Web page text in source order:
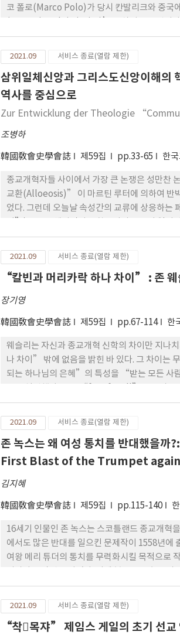
코 폴로(Marco Polo)가 당시 칸발리크와 중
의 역사』를 주요 문헌으로 사용하여 1) 동방에
교의 신앙기원 (사도 도마-앗다이-마르 마리 전
야흐발라하 3세의 역사』에 나타난 몽골 기독교
2021.09 서비스 종료(열람 제한)
삼위일체신앙과 그리스도신앙이해
역사를 중심으로
Zur Entwicklung der Theologie
조병하
韓國敎會史學會誌 제59집 pp.33-65 한
종교개혁자들 사이에서 가장 큰 논쟁은 성만찬
교환(Alloeosis)” 이 마르틴 루터에 의하여
었다. 그런데 오늘날 속성간의 교류에 상응하
신인양성이 상호내재, 침투하여 연합 하는 신학
를 설명하기 위하여 사용했던 사귐
‘관계’(societas 교제, 사회)를 사회적 삼위일
속성간의 교류와 삼위일체신앙 이해를 위하여
류, 상호내재, 상호침투 등으로 번역할 수 있는
련하여 말하고 있어서 루터의 그리스도의 수난
2021.09 서비스 종료(열람 제한)
“칼빈과 머리카락 하나 차이” : 존
장기영
韓國敎會史學會誌 제59집 pp.67-114 한
웨슬리는 자신과 종교개혁 신학의 차이만 지나
나 차이” 밖에 없음을 밝힌 바 있다. 그 차이는
되는 하나님의 은혜”의 특성을 “받는 모든
으로, 웨슬리가 칼빈주의 TULIP 교리에 반대
게 값없 이” 주어질 뿐 “사람의 능력이나 공
로, 이 주장에서 웨슬리는 종교개혁자들의 가
지나치게 강조해 “free in all”에서의 동질성
2021.09 서비스 종료(열람 제한)
존 녹스는 왜 여성 통치를 반대했을까
First Blast of the Trumpet
김지혜
韓國敎會史學會誌 제59집 pp.115-140
16세기 인물인 존 녹스는 스코틀랜드 종교개혁
에서도 많은 반대를 일으킨 문제작이 1558년에
여왕 메리 튜더의 통치를 무력화시킬 목적으로
로써 이 책의 핵심이 ‘여성 혐오’가 아니라 우
밖의 녹스가 여성 통치자들과 주변 여성들에게
자 한다.
2021.09 서비스 종료(열람 제한)
“착󰏧목쟈” 제임스 게일의 초기 선